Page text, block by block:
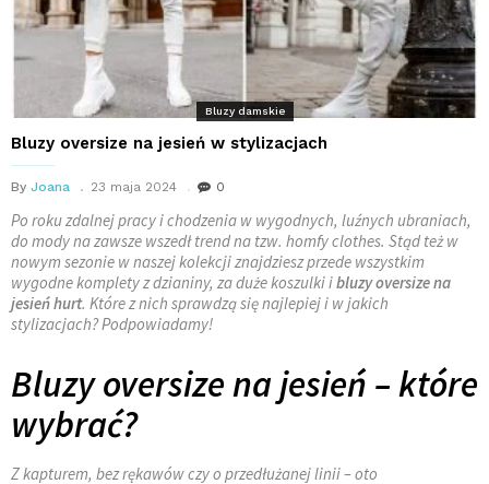
Bluzy damskie
Bluzy oversize na jesień w stylizacjach
By Joana 23 maja 2024 0
Po roku zdalnej pracy i chodzenia w wygodnych, luźnych ubraniach,
do mody na zawsze wszedł trend na tzw. homfy clothes. Stąd też w
nowym sezonie w naszej kolekcji znajdziesz przede wszystkim
wygodne komplety z dzianiny, za duże koszulki ibluzy oversize na
jesień hurt. Które z nich sprawdzą się najlepiej i w jakich
stylizacjach? Podpowiadamy!
Bluzy oversize na jesień – które
wybrać?
Z kapturem, bez rękawów czy o przedłużanej linii – oto